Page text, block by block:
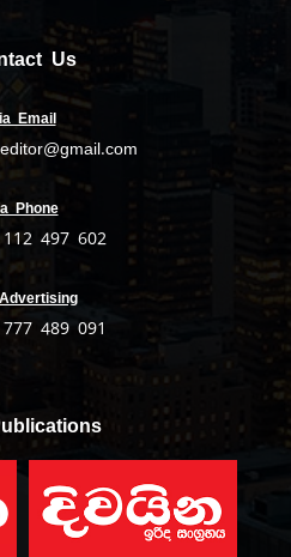
Us
Email
Phone
497 602
489 091